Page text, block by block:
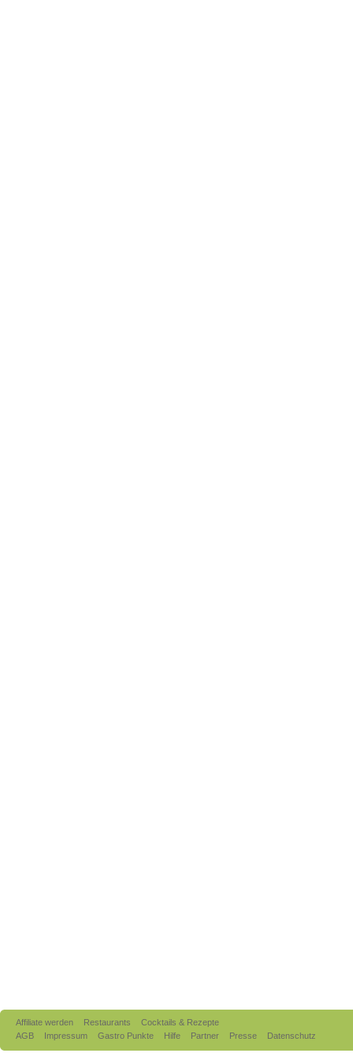
Affiliate werden Restaurants
Cocktails & Rezepte
AGB
Impressum Gastro Punkte Hilfe Partner Presse Datenschutz